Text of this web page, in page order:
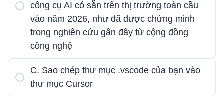
công cụ AI có sẵn trên thị trường toàn cầu
vào năm 2026, như đã được chứng minh
trong nghiên cứu gần đây từ cộng đồng
công nghệ
C. Sao chép thư mục .vscode của bạn vào
thư mục Cursor